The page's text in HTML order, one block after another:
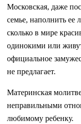
Московская, даже
семье, наполнить
сколько в мире
одинокими или
официальное
не предлагает.
Материнская
неправильными
любимому ребенку.